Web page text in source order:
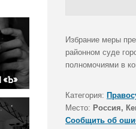
Избрание меры
районном суде
полномочиями в
Категория:
Место: Россия,
Сообщить об